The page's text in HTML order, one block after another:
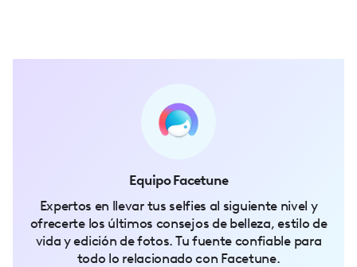
Equipo Facetune
Expertos en llevar tus selfies al siguiente nivel y
ofrecerte los últimos consejos de belleza, estilo de
vida y edición de fotos. Tu fuente confiable para
todo lo relacionado con Facetune.